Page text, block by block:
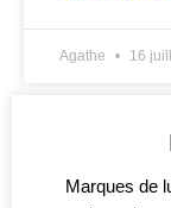
Agathe 16
Marques de